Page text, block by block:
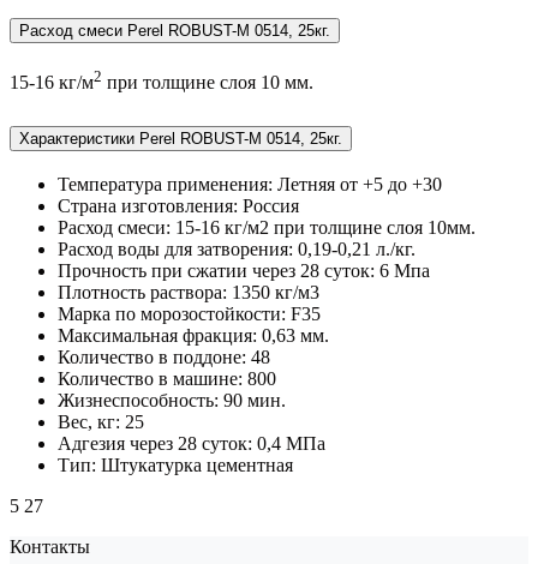
Расход смеси Perel ROBUST-M 0514, 25кг.
15-16 кг/м2 при толщине слоя 10 мм.
Характеристики Perel ROBUST-M 0514, 25кг.
Температура применения: Летняя от +5 до +30
Страна изготовления: Россия
Расход смеси: 15-16 кг/м2 при толщине слоя 10мм.
Расход воды для затворения: 0,19-0,21 л./кг.
Прочность при сжатии через 28 суток: 6 Мпа
Плотность раствора: 1350 кг/м3
Марка по морозостойкости: F35
Максимальная фракция: 0,63 мм.
Количество в поддоне: 48
Количество в машине: 800
Жизнеспособность: 90 мин.
Вес, кг: 25
Адгезия через 28 суток: 0,4 МПа
Тип: Штукатурка цементная
5 27
Контакты